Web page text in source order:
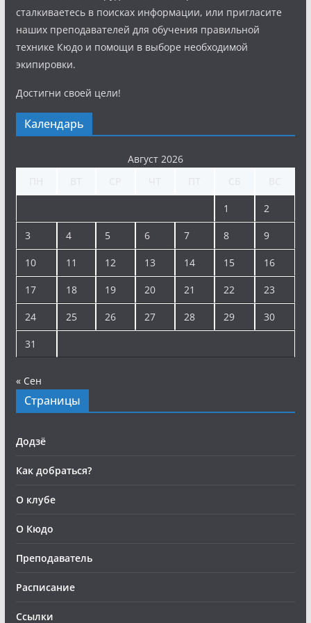
сталкиваетесь в поисках информации, или пригласите
наших преподавателей для обучения правильной
технике Кюдо и помощи в выборе необходимой
экипировки.
Достигни своей цели!
Календарь
Август 2026
1 2
3 4 5 6 7 8 9
10 11 12 13 14 15 16
17 18 19 20 21 22 23
24 25 26 27 28 29 30
31
« Сен
Страницы
Додзё
Как добраться?
О клубе
О Кюдо
Преподаватель
Расписание
Ссылки